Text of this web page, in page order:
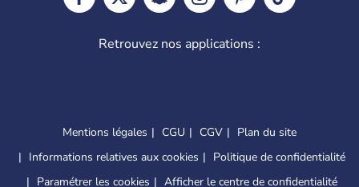
Retrouvez nos applications :
Mentions légales CGU CGV
Plan du site
Informations relatives aux cookies
Politique de confidentialité
Paramétrer les cookies
Afficher le centre de confidentialité